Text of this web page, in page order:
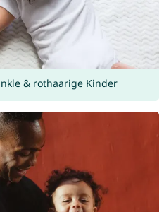
& rothaarige Kinder